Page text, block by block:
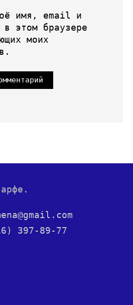
имя, email и
в этом браузере
моих
397-89-77